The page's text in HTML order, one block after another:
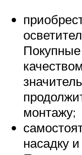
монтажу;
насадку